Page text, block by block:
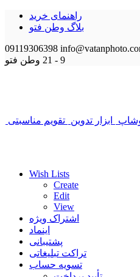
راهنمای خرید
بلاگ وطن فتو
09119306398
9 - 21
وطن فتو
ابزار تدوین تقویم مناسبتی
Wish Lists
Create
Edit
View
اشتراک ویژه
اینماد
پشتیبانی
تراکت تبلیغاتی
تسویه حساب